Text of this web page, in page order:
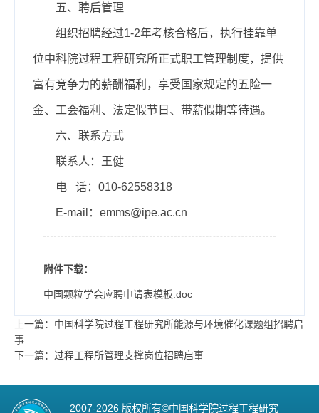
五、聘后管理
组织招聘经过1-2年考核合格后，执行挂靠单
位中科院过程工程研究所正式职工管理制度，提供
富有竞争力的薪酬福利，享受国家规定的五险一
金、工会福利、法定假节日、带薪假期等待遇。
六、联系方式
联系人：王健
电 话：010-62558318
E-mail：emms@ipe.ac.cn
附件下载：
中国颗粒学会应聘申请表模板.doc
上一篇：中国科学院过程工程研究所能源与环境催化课题组招聘启
事
下一篇：过程工程所管理支撑岗位招聘启事
2007-2026 版权所有©中国科学院过程工程研究